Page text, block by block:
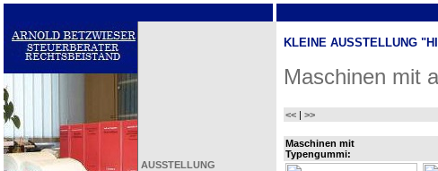
AUSSTELLUNG
KLEINE AUSSTELLUNG
Maschinen mit
<< | >>
Maschinen mit
Typengummi: